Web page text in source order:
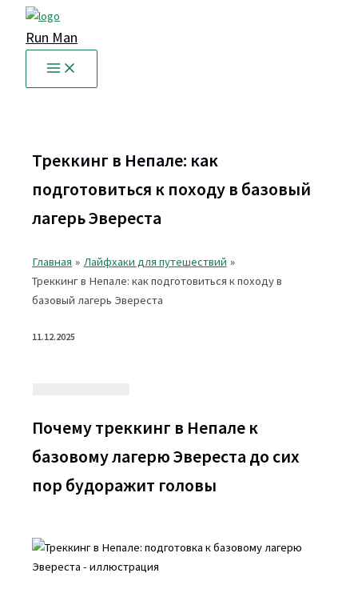
Перейти
содержимому
Run Man
Треккинг в Непале: как
подготовиться к походу в базовый
лагерь Эвереста
Главная
Лайфхаки для путешествий
Треккинг в Непале: как подготовиться к походу в
базовый лагерь Эвереста
11.12.2025
Почему треккинг в Непале к
базовому лагерю Эвереста до сих
пор будоражит головы